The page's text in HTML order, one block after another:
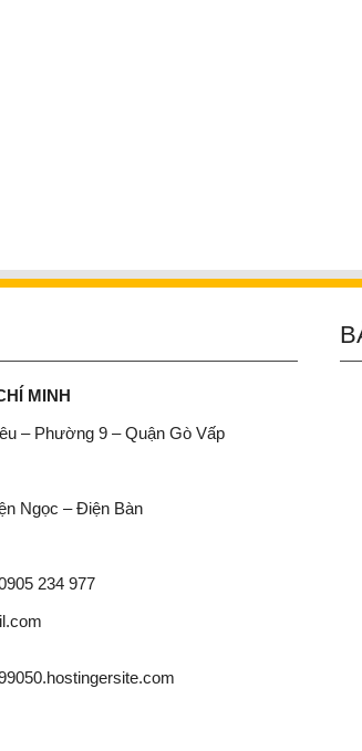
MINH
– Phường 9 – Quận Gò Vấp
Ngọc – Điện Bàn
234 977